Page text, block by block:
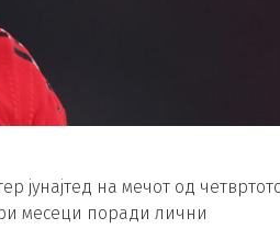
јунајтед на мечот од
месеци поради лични